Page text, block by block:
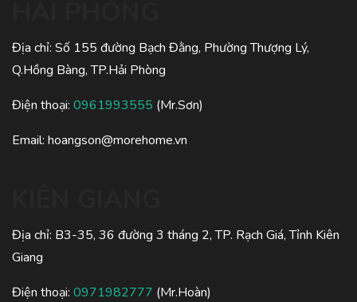
Địa chỉ: Số 155 đường Bạch Đằng, Phường Thượng Lý,
Q.Hồng Bàng, TP.Hải Phòng
Điện thoại: 0961993555 (Mr.Sơn)
Email: hoangson@morehome.vn
Địa chỉ: B3-35, 36 đường 3 tháng 2, TP. Rạch Giá, Tỉnh Kiên
Giang
Điện thoại: 0971982777 (Mr.Hoàn)